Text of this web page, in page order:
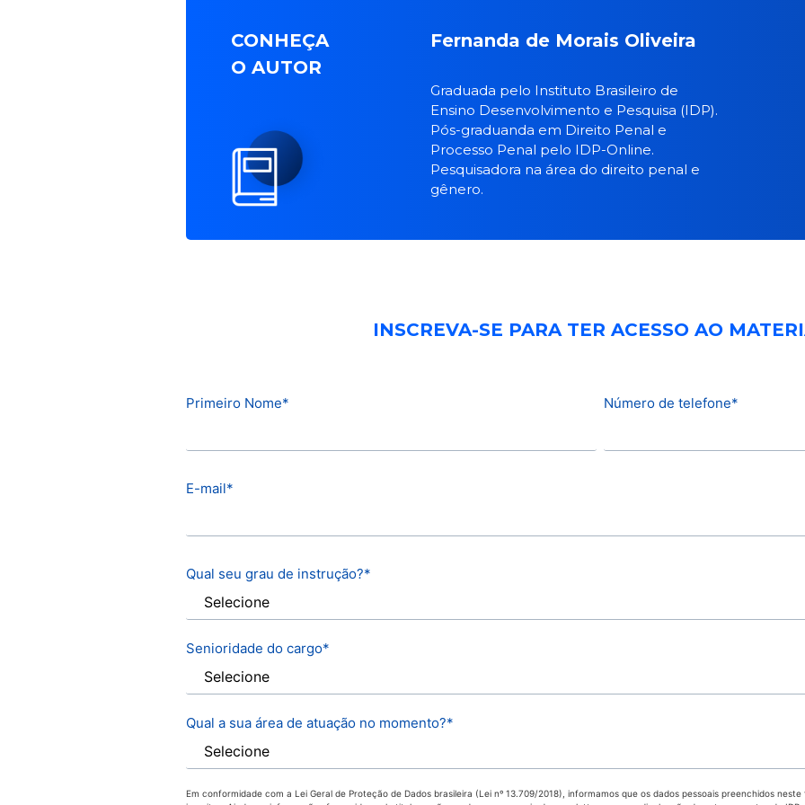
CONHEÇA
O AUTOR
Fernanda de Morais Oliveira
Graduada pelo Instituto Brasileiro de
Ensino Desenvolvimento e Pesquisa (IDP).
Pós-graduanda em Direito Penal e
Processo Penal pelo IDP-Online.
Pesquisadora na área do direito penal e
gênero.
INSCREVA-SE PARA TER ACESSO AO
Primeiro Nome* Número de telefone*
E-mail*
Qual seu grau de instrução?*
Senioridade do cargo*
Qual a sua área de atuação no momento?*
Em conformidade com a Lei Geral de Proteção de Dados brasileira (Lei nº 13.709/2018), informamos que os dados pessoais preenchidos